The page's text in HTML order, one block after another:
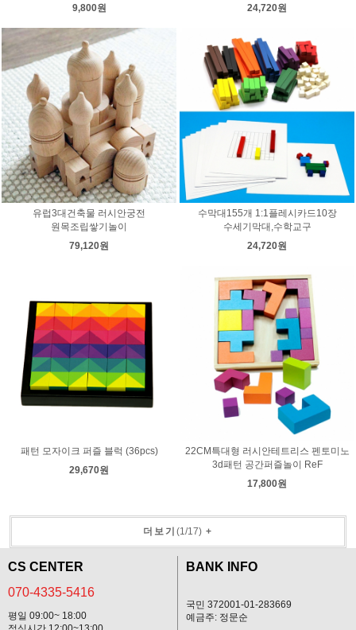
9,800원
24,720원
유럽3대건축물 러시안궁전
원목조립쌓기놀이
79,120원
수막대155개 1:1플레시카드10장
수세기막대,수학교구
24,720원
패턴 모자이크 퍼즐 블럭 (36pcs)
29,670원
22CM특대형 러시안테트리스 펜토미노
3d패턴 공간퍼즐놀이 ReF
17,800원
더보기 (1/17) +
CS CENTER
070-4335-5416
평일 09:00~ 18:00
BANK INFO
국민 372001-01-283669
예금주: 정문순